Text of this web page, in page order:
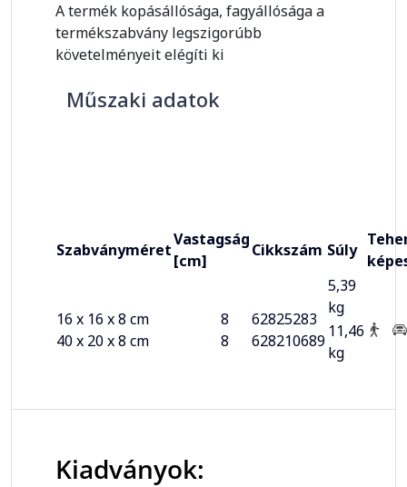
A termék kopásállósága, fagyállósága a
termékszabvány legszigorúbb
követelményeit elégíti ki
Műszaki adatok
Szabványméret
Vastagság
[cm]
Cikkszám Súly
16 x 16 x 8 cm
40 x 20 x 8 cm
8
8
62825283
628210689
5,39
kg
11,46
kg
Kiadványok: